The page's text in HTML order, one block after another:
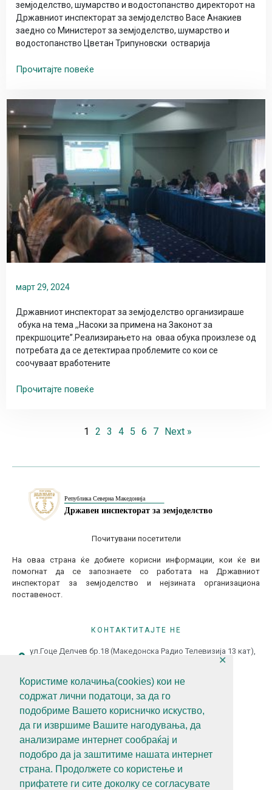
Користиме колачиња(cookies) кои не
содржат лични податоци, за да го
подобриме Вашето корисничко искуство,
да ги извршиме Вашите нагодувања, да
анализираме интернет сообраќај и
подобро да ја заштитиме нашата интернет
страна. Продолжете со користење и
прифатете ги сите доколку се согласувате
✕
земјоделство, шумарство и водостопанство директорот на
Државниот инспекторат за земјоделство Васе Анакиев
заедно со Министерот за земјоделство, шумарство и
водостопанство Цветан Трипуновски остварија
Прочитајте повеќе
март 29, 2024
Државниот инспекторат за земјоделство организираше
обука на тема ,,Насоки за примена на Законот за
прекршоците”.Реализирањето на оваа обука произлезе од
потребата да се детектираа проблемите со кои се
соочуваат вработените
Прочитајте повеќе
1 2 3 4 5 6 7 Next »
Почитувани посетители
На оваа страна ќе добиете корисни информации, кои ќе ви
помогнат да се запознаете со работата на Државниот
инспекторат за земјоделство и нејзината организациона
поставеност.
КОНТАКТИТАЈТЕ НЕ
ул.Гоце Делчев бр.18 (Македонска Радио Телевизија 13 кат),
+389 (0)2 3121 462
+389 (0)2 3121 462
diz@diz.gov.mk
СЛЕДЕТЕ НЕ